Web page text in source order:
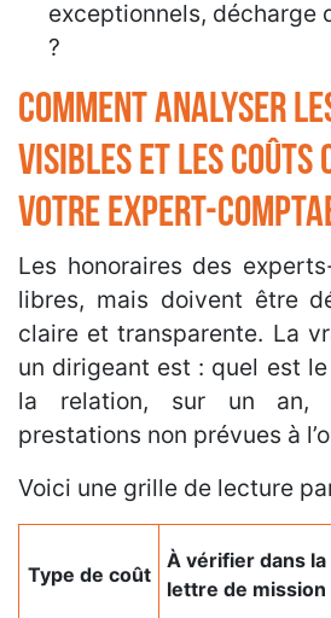
exceptionnels, décharge
?
Comment analyser
visibles et les coûts
votre expert-
Les honoraires des
libres, mais doivent être
claire et transparente. La
un dirigeant est : quel est
la relation, sur un an,
prestations non prévues à
Voici une grille de lecture
Type de coût
À vérifier dans la
lettre de mission